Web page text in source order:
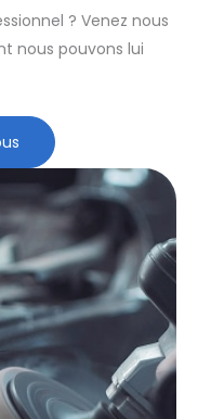
? Venez nous
nous pouvons lui